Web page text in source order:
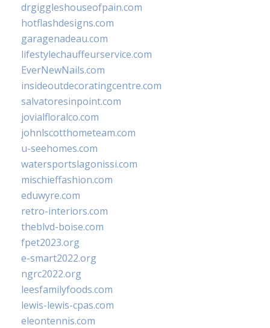
drgiggleshouseofpain.com
hotflashdesigns.com
garagenadeau.com
lifestylechauffeurservice.com
EverNewNails.com
insideoutdecoratingcentre.com
salvatoresinpoint.com
jovialfloralco.com
johnlscotthometeam.com
u-seehomes.com
watersportslagonissi.com
mischieffashion.com
eduwyre.com
retro-interiors.com
theblvd-boise.com
fpet2023.org
e-smart2022.org
ngrc2022.org
leesfamilyfoods.com
lewis-lewis-cpas.com
eleontennis.com